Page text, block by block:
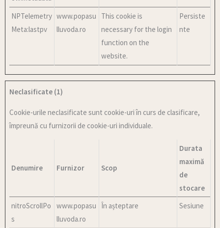
NPTelemetry
Meta:lastpv
www.popasu
lluvoda.ro
This cookie is
necessary for the login
function on the
website.
Persiste
nte
Neclasificate (1)
Cookie-urile neclasificate sunt cookie-uri în curs de clasificare,
împreună cu furnizorii de cookie-uri individuale.
Denumire Furnizor Scop
Durata
maximă
de
stocare
nitroScrollPo
s
www.popasu
lluvoda.ro
În așteptare Sesiune